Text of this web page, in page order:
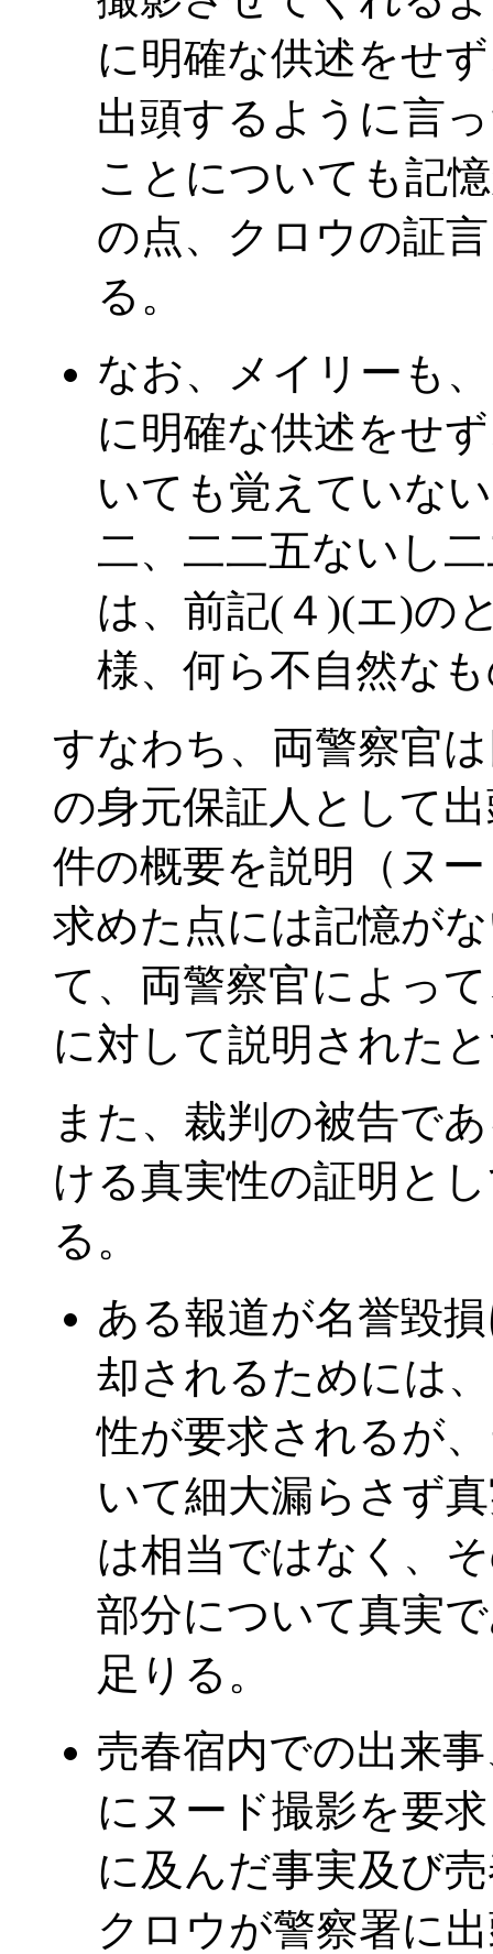
に明確な供述をせ
出頭するように言
ことについても記
の点、クロウの証
る。
なお、メイリーも
に明確な供述をせ
いても覚えていな
二、二二五ないし
は、前記(４)(エ)の
様、何ら不自然な
すなわち、両警察官
の身元保証人として
件の概要を説明（ヌ
求めた点には記憶が
て、両警察官によっ
に対して説明された
また、裁判の被告で
ける真実性の証明と
る。
ある報道が名誉毀
却されるためには
性が要求されるが
いて細大漏らさず
は相当ではなく、
部分について真実
足りる。
売春宿内での出来
にヌード撮影を要
に及んだ事実及び
クロウが警察署に